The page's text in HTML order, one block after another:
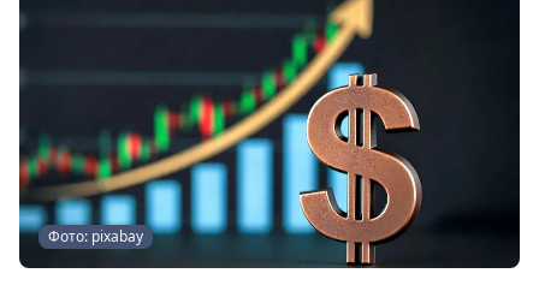
Фото: pixabay